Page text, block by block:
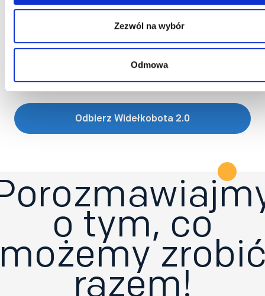
Zezwól na wybór
Odmowa
Wyrażam zgodę na otrzymywanie informacji o produktach i
Wyrażam zgodę na otrzymywanie BeeTech - newslettera
technicznego dla rekruterów IT z poradami i ciekawostkami z
o tym, co
razem!